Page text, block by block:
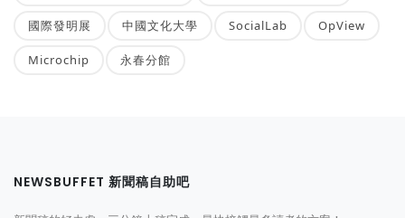
國際發明展 中國文化大學 SocialLab OpView
Microchip 永春分館
NEWSBUFFET 新聞稿自助吧